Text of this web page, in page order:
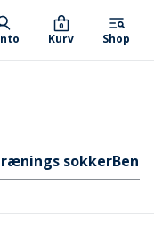
Kurv
0
Shop
sokkerBench